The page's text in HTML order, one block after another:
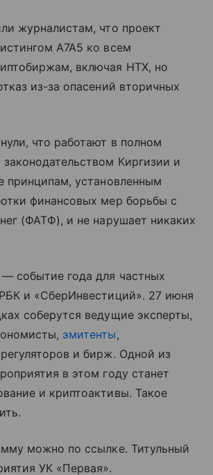
журналистам, что проект
A7A5 ко всем
включая HTX, но
из-за опасений вторичных
что работают в полном
законодательством Киргизии и
принципам, установленным
финансовых мер борьбы с
(ФАТФ), и не нарушает никаких
событие года для частных
и «СберИнвестиций». 27 июня
соберутся ведущие эксперты,
эмитенты,
и бирж. Одной из
в этом году станет
и криптоактивы. Такое
можно по ссылке. Титульный
УК «Первая».